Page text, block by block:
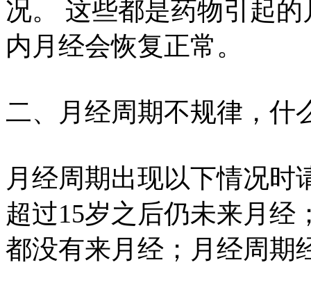
况。 这些都是药物引起
内月经会恢复正常。
二、月经周期不规律，什
月经周期出现以下情况时
超过15岁之后仍未来月经
都没有来月经；月经周期